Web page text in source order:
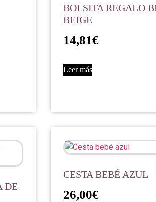
BOLSITA REGALO
BEIGE
14,81€
Leer más
DE
CESTA BEBÉ AZUL
26,00€